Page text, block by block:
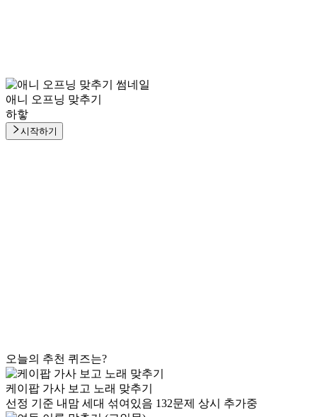
애니 오프닝 맞추기
하핳
시작하기
오늘의 추천 퀴즈는?
케이팝 가사 보고 노래 맞추기
선정 기준 내맘 세대 섞여있음 132문제 상시 추가중